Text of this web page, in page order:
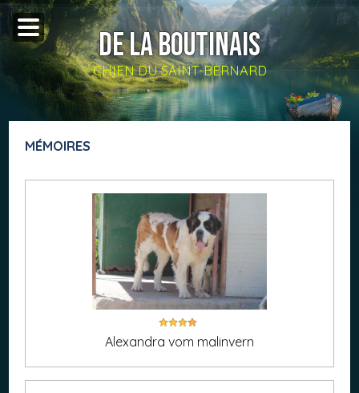
DE LA BOUTINAIS
CHIEN DU SAINT-BERNARD
MÉMOIRES
Alexandra vom malinvern